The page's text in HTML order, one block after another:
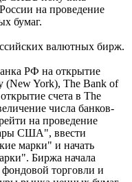
на проведение
бумаг.
валютных бирж.
РФ на открытие
(New York), The Bank of
счета в The
числа банков-
на проведение
США", ввести
марки" и начать
Биржа начала
торговли и